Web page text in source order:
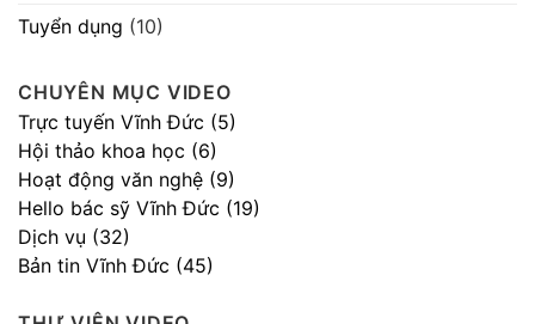
Tuyển dụng (10)
CHUYÊN MỤC VIDEO
Trực tuyến Vĩnh Đức (5)
Hội thảo khoa học (6)
Hoạt động văn nghệ (9)
Hello bác sỹ Vĩnh Đức (19)
Dịch vụ (32)
Bản tin Vĩnh Đức (45)